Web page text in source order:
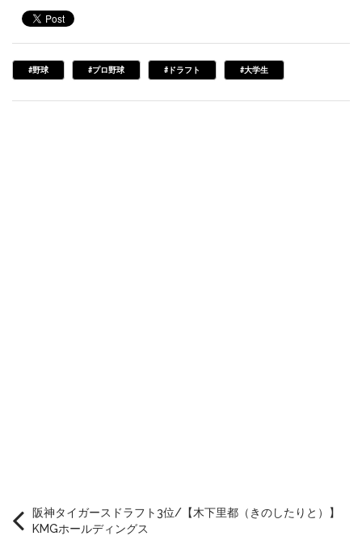
#野球 #プロ野球 #ドラフト #大学生
阪神タイガースドラフト3位/【木下里都（きのしたりと）】
KMGホールディングス